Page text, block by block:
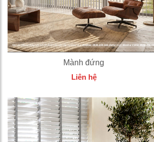
Mành đứng
Liên hệ